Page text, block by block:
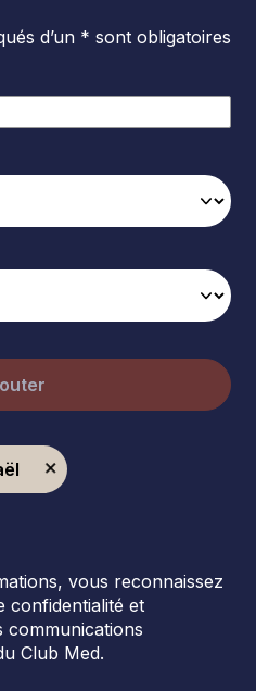
d’un * sont obligatoires
vous reconnaissez
confidentialité et
communications
Club Med.